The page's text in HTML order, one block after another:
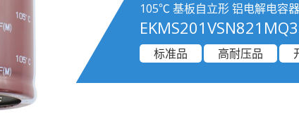
105℃ 基板自立形 铝电解电容
标准品
高耐压品